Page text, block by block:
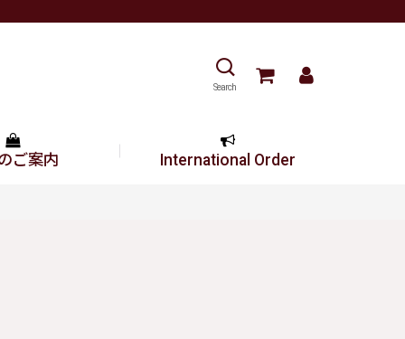
Search
ご案内 International Order